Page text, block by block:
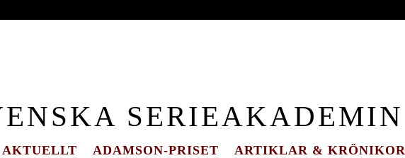
SERIEAKADEMIN
AKTUELLT ADAMSON-PRISET ARTIKLAR & KRÖNIKOR